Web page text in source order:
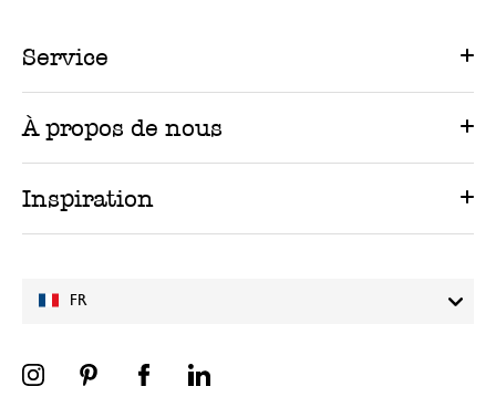
FR
Service
À propos de nous
Inspiration